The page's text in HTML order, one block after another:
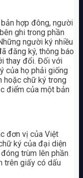
hợp đông, người
ghi trong phần
người ký nhiều
đăng ký, thông báo
thay đổi. Đối với
của họ phải giống
hoặc chữ ký trong
điểm của một bản
đơn vị của Việt
ký của đại diện
trùm lên phần
trên giấy có dấu